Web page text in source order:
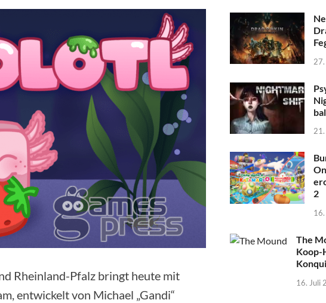
Rheinland-Pfalz bringt heute mit
entwickelt von Michael „Gandi“
2
The
Koop-
16. Juli